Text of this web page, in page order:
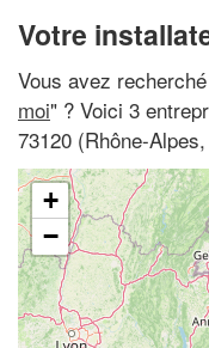
Votre
Vous avez
moi" ? Voici 3
73120 (Rhône-
+
−